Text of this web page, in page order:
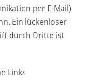
per E-Mail)
Ein lückenloser
durch Dritte ist
Links